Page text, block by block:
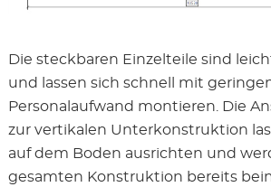
Die steckbaren Einzelteile sind
und lassen sich schnell mit
Personalaufwand montieren. Die
zur vertikalen Unterkonstruktion
auf dem Boden ausrichten und
gesamten Konstruktion bereits